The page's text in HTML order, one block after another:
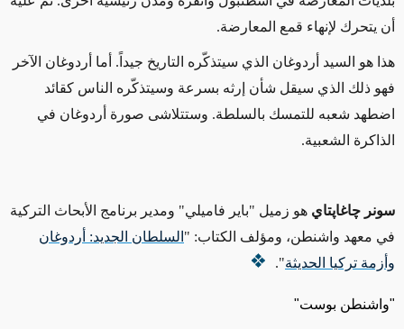
أن يتحرك لإنهاء قمع المعارضة.
هذا هو السيد أردوغان الذي سيتذكّره التاريخ جيداً. أما أردوغان الآخر
فهو ذلك الذي سيقل شأن إرثه بسرعة وسيتذكّره الناس كقائد
اضطهد شعبه للتمسك بالسلطة. وستتلاشى صورة أردوغان في
الذاكرة الشعبية.
سونر چاغاپتاي هو زميل "باير فاميلي" ومدير برنامج الأبحاث التركية
في معهد واشنطن، ومؤلف الكتاب: " السلطان الجديد: أردوغان
وأزمة تركيا الحديثة".
"واشنطن بوست"